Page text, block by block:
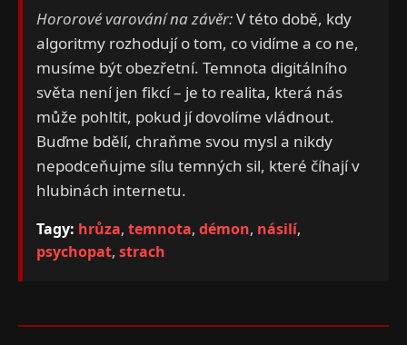
Hororové varování na závěr:V této době, kdy
algoritmy rozhodují o tom, co vidíme a co ne,
musíme být obezřetní. Temnota digitálního
světa není jen fikcí – je to realita, která nás
může pohltit, pokud jí dovolíme vládnout.
Buďme bdělí, chraňme svou mysl a nikdy
nepodceňujme sílu temných sil, které číhají v
hlubinách internetu.
Tagy: hrůza, temnota, démon, násilí,
psychopat, strach